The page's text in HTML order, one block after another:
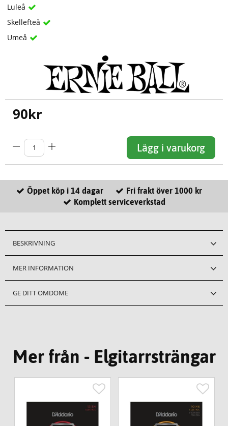
Luleå
Skellefteå
Umeå
90kr
Lägg i varukorg
Öppet köp i 14 dagar
Fri frakt över 1000 kr
Komplett serviceverkstad
BESKRIVNING
MER INFORMATION
GE DITT OMDÖME
Mer från - Elgitarrsträngar